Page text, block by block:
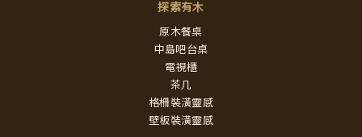
探索有木
原木餐桌
中島吧台桌
電視櫃
茶几
格柵裝潢靈感
壁板裝潢靈感